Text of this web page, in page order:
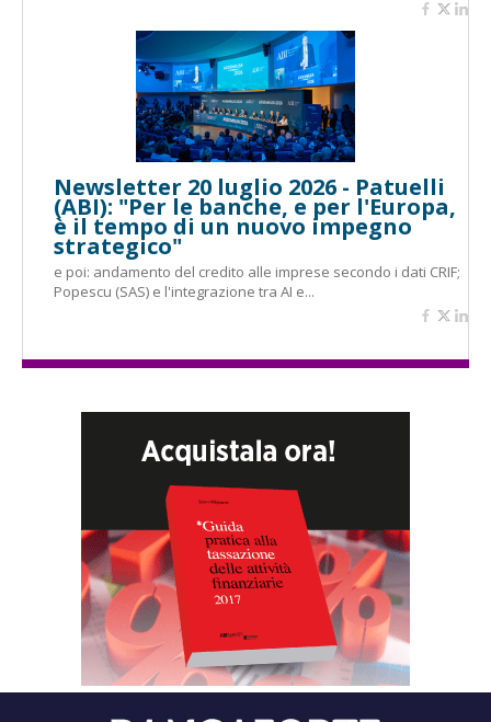
Newsletter 20 luglio 2026 - Patuelli
(ABI): "Per le banche, e per l'Europa,
è il tempo di un nuovo impegno
strategico"
e poi: andamento del credito alle imprese secondo i dati CRIF;
Popescu (SAS) e l'integrazione tra AI e...